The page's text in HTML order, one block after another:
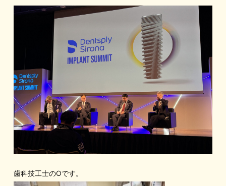
歯科技工士のOです。